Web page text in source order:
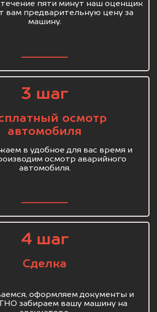
течение пяти минут наш оценщик
вам предварительную цену за
машину.
3 шаг
осмотр
автомобиля
в удобное для вас время и
осмотр аварийного
автомобиля.
4 шаг
Сделка
оформляем документы и
забираем вашу машину на